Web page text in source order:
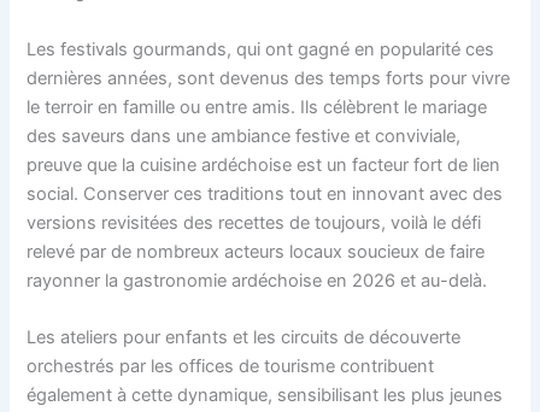
Les festivals gourmands, qui ont gagné en popularité ces
dernières années, sont devenus des temps forts pour vivre
le terroir en famille ou entre amis. Ils célèbrent le mariage
des saveurs dans une ambiance festive et conviviale,
preuve que la cuisine ardéchoise est un facteur fort de lien
social. Conserver ces traditions tout en innovant avec des
versions revisitées des recettes de toujours, voilà le défi
relevé par de nombreux acteurs locaux soucieux de faire
rayonner la gastronomie ardéchoise en 2026 et au-delà.
Les ateliers pour enfants et les circuits de découverte
orchestrés par les offices de tourisme contribuent
également à cette dynamique, sensibilisant les plus jeunes